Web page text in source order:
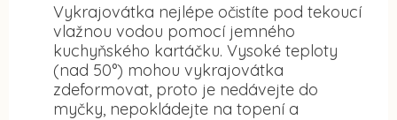
Vykrajovátka nejlépe očistíte pod tekoucí
vlažnou vodou pomocí jemného
kuchyňského kartáčku. Vysoké teploty
(nad 50°) mohou vykrajovátka
zdeformovat, proto je nedávejte do
myčky, nepokládejte na topení a